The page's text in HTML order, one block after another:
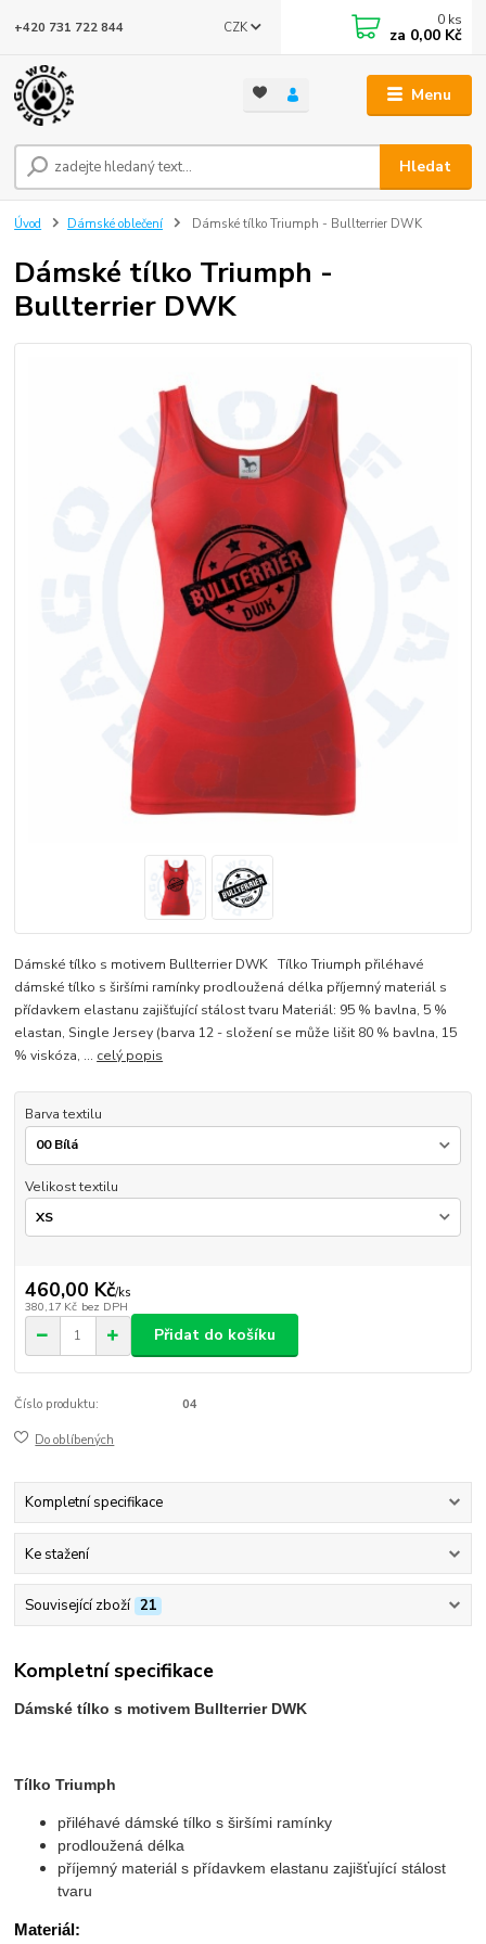
Menu
CZK
Hledat
+420 731 722 844 0 ks
za 0,00 Kč
Úvod Dámské oblečení Dámské tílko Triumph - Bullterrier DWK
Dámské tílko Triumph -
Bullterrier DWK
Dámské tílko s motivem Bullterrier DWK Tílko Triumph přiléhavé
dámské tílko s širšími ramínky prodloužená délka příjemný materiál s
přídavkem elastanu zajišťující stálost tvaru Materiál: 95 % bavlna, 5 %
elastan, Single Jersey (barva 12 - složení se může lišit 80 % bavlna, 15
% viskóza, ... celý popis
Barva textilu
Velikost textilu
460,00 Kč/ks
380,17 Kč bez DPH
Přidat do košíku
Číslo produktu: 04
Do oblíbených
Kompletní specifikace
Ke stažení
Související zboží 21
Kompletní specifikace
Dámské tílko s motivem Bullterrier DWK
Tílko Triumph
přiléhavé dámské tílko s širšími ramínky
prodloužená délka
příjemný materiál s přídavkem elastanu zajišťující stálost
tvaru
Materiál: